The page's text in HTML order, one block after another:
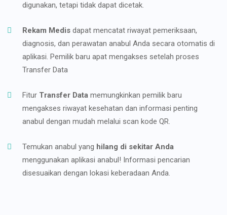
digunakan, tetapi tidak dapat dicetak.
Rekam Medis dapat mencatat riwayat pemeriksaan,
diagnosis, dan perawatan anabul Anda secara otomatis di
aplikasi. Pemilik baru apat mengakses setelah proses
Transfer Data
Fitur Transfer Data memungkinkan pemilik baru
mengakses riwayat kesehatan dan informasi penting
anabul dengan mudah melalui scan kode QR.
Temukan anabul yang hilang di sekitar Anda
menggunakan aplikasi anabul! Informasi pencarian
disesuaikan dengan lokasi keberadaan Anda.